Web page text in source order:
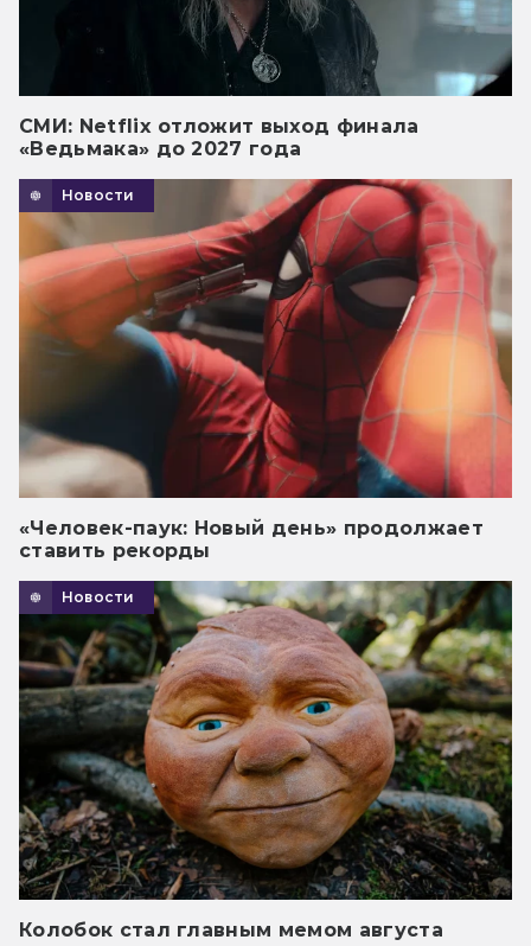
СМИ: Netflix отложит выход финала
«Ведьмака» до 2027 года
Новости
«Человек-паук: Новый день» продолжает
ставить рекорды
Новости
Колобок стал главным мемом августа